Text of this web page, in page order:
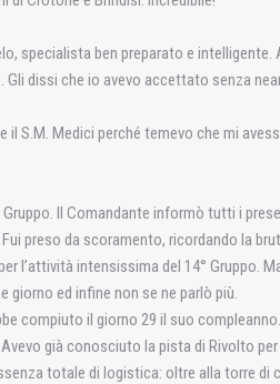
specialista ben preparato e
dissi che io avevo accettato senza
S.M. Medici perché temevo che mi
Il Comandante informò tutti i
preso da scoramento, ricordando la
l’attività intensissima del 14° Gruppo.
ed infine non se ne parlò più.
compiuto il giorno 29 il suo
già conosciuto la pista di Rivolto
totale di logistica: oltre alla torre